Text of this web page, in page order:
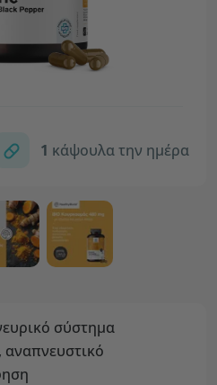
1 κάψουλα την ημέρα
σύστημα
αναπνευστικό